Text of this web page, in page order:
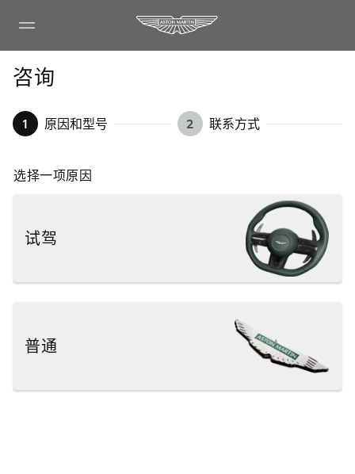
咨询
1 原因和型号 2 联系方式
选择一项原因
试驾
普通